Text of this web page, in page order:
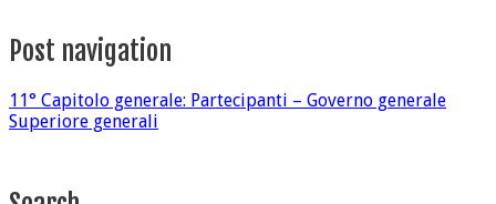
Post navigation
11° Capitolo generale: Partecipanti – Governo generale
Superiore generali